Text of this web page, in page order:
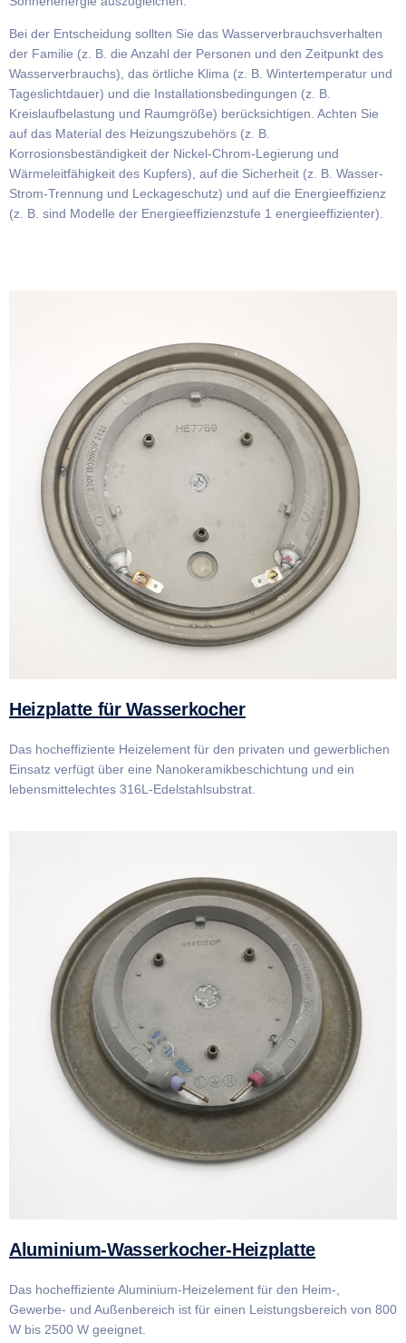
Bei der Entscheidung sollten Sie das Wasserverbrauchsverhalten
der Familie (z. B. die Anzahl der Personen und den Zeitpunkt des
Wasserverbrauchs), das örtliche Klima (z. B. Wintertemperatur und
Tageslichtdauer) und die Installationsbedingungen (z. B.
Kreislaufbelastung und Raumgröße) berücksichtigen. Achten Sie
auf das Material des Heizungszubehörs (z. B.
Korrosionsbeständigkeit der Nickel-Chrom-Legierung und
Wärmeleitfähigkeit des Kupfers), auf die Sicherheit (z. B. Wasser-
Strom-Trennung und Leckageschutz) und auf die Energieeffizienz
(z. B. sind Modelle der Energieeffizienzstufe 1 energieeffizienter).
Heizplatte für Wasserkocher
Das hocheffiziente Heizelement für den privaten und gewerblichen
Einsatz verfügt über eine Nanokeramikbeschichtung und ein
lebensmittelechtes 316L-Edelstahlsubstrat.
Aluminium-Wasserkocher-Heizplatte
Das hocheffiziente Aluminium-Heizelement für den Heim-,
Gewerbe- und Außenbereich ist für einen Leistungsbereich von 800
W bis 2500 W geeignet.